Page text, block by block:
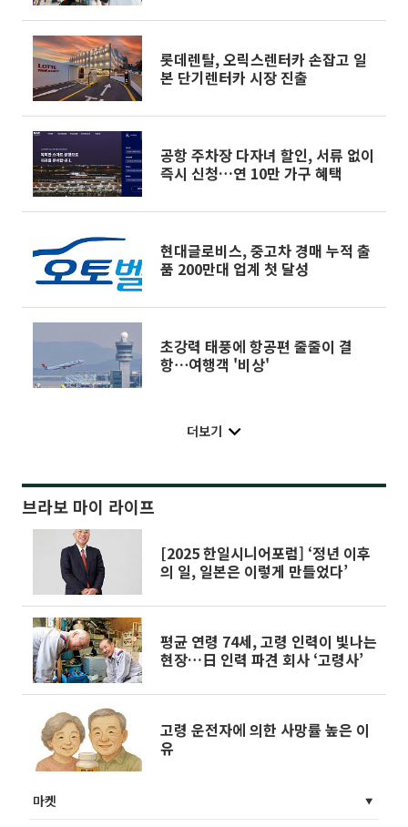
롯데렌탈, 오릭스렌터카 손잡고 일
본 단기렌터카 시장 진출
공항 주차장 다자녀 할인, 서류 없이
즉시 신청…연 10만 가구 혜택
현대글로비스, 중고차 경매 누적 출
품 200만대 업계 첫 달성
초강력 태풍에 항공편 줄줄이 결
항⋯여행객 '비상'
더보기
브라보 마이 라이프
[2025 한일시니어포럼] ‘정년 이후
의 일, 일본은 이렇게 만들었다’
평균 연령 74세, 고령 인력이 빛나는
현장…日 인력 파견 회사 ‘고령사’
고령 운전자에 의한 사망률 높은 이
유
마켓